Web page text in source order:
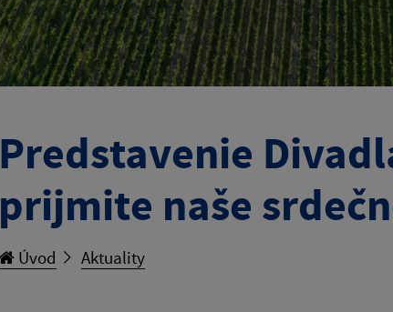
Predstavenie
prijmite naše
Úvod Aktuality